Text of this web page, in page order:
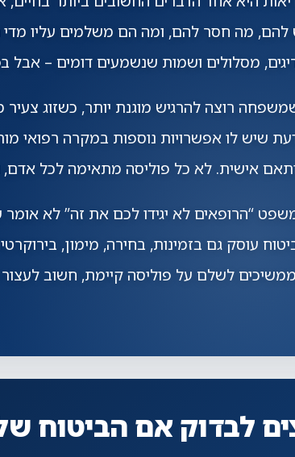
להם, מה חסר להם, ומה הם משלמים עליו מדי
מסלולים ושמות שנשמעים דומים – אבל
רוצה להרגיש מוגנת יותר, כשזוג
שיש לו אפשרויות נוספות במקרה רפואי
אישית. לא כל פוליסה מתאימה לכל אדם,
“הרופאים לא יגידו לכם את זה” לא
עוסק גם בזמינות, בחירה, מימון,
לשלם על פוליסה קיימת, חשוב
לבדוק אם הביטוח